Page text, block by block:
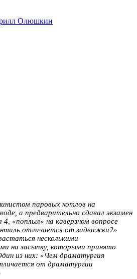
Олюшкин
паровых котлов на
а предварительно сдавал экзамен
«поплыл» на каверзном вопросе
отличается от задвижки?»
несколькими
на засыпку, которыми принято
из них: «Чем драматургия
от драматургии